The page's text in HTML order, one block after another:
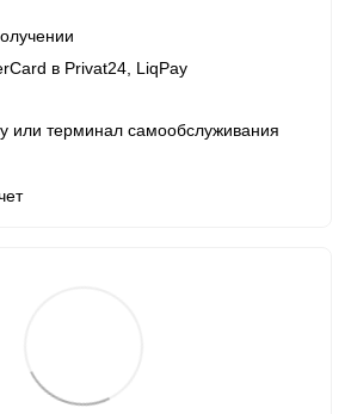
в Рrivat24, LiqPay
или терминал самообслуживания